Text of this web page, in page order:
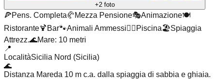
+2 foto
🍕Pens. Completa🥐 Mezza Pensione🎭Animazione🍽️
Ristorante🍹 Bar🐾Animali Ammessi🏊‍♂️ Piscina🏖️Spiaggia
Attrezz.🌊Mare: 10 metri
📍
LocalitàSicilia Nord (Sicilia)
🌊
Distanza Mareda 10 m c.a. dalla spiaggia di sabbia e ghiaia.